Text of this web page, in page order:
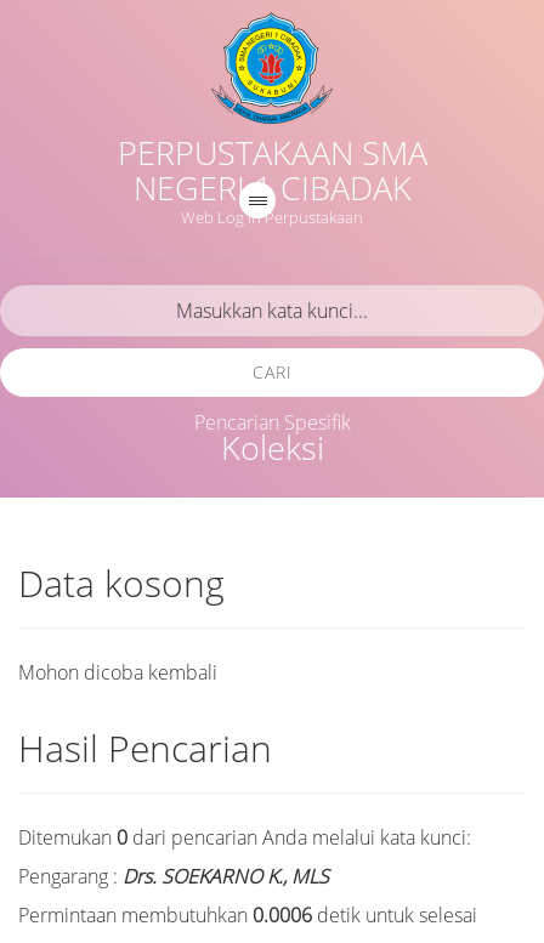
PERPUSTAKAAN SMA
NEGERI 1 CIBADAK
Web Log in Perpustakaan
Koleksi
CARI
Pencarian Spesifik
Data kosong
Mohon dicoba kembali
Hasil Pencarian
Ditemukan 0 dari pencarian Anda melalui kata kunci:
Pengarang : Drs. SOEKARNO K., MLS
Permintaan membutuhkan 0.0006 detik untuk selesai